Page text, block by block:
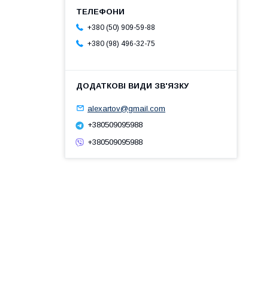
+380 (50) 909-59-88
+380 (98) 496-32-75
alexartov@gmail.com
+380509095988
+380509095988